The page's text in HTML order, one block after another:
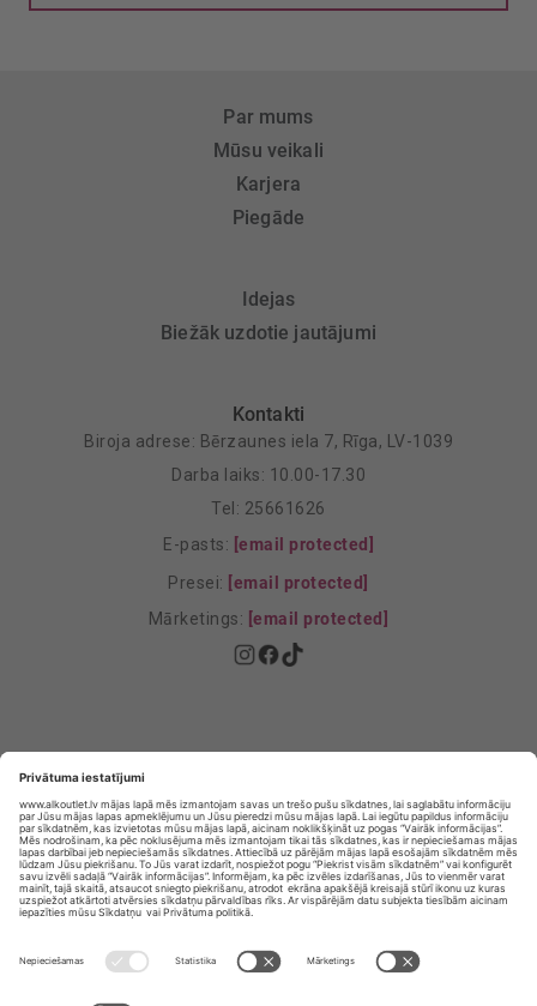
Par mums
Mūsu veikali
Karjera
Piegāde
Idejas
Biežāk uzdotie jautājumi
Kontakti
Biroja adrese: Bērzaunes iela 7, Rīga, LV-1039
Darba laiks: 10.00-17.30
Tel: 25661626
E-pasts: [email protected]
Presei: [email protected]
Mārketings: [email protected]
Privātuma Iestatījumi
E-veikala lietošanas noteikumi